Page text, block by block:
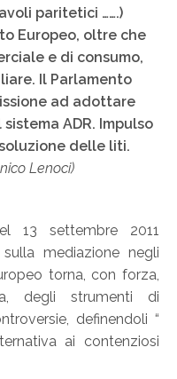
paritetici …….)
Europeo, oltre che
e di consumo,
Il Parlamento
ad adottare
ADR. Impulso
delle liti.
Lenoci)
13 settembre 2011
mediazione negli
torna, con forza,
degli strumenti di
definendoli “
ai contenziosi